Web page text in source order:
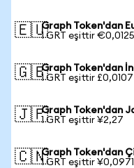
🇪🇺Graph Token'dan
1 GRT eşittir €0,0125
🇬🇧Graph Token'dan
1 GRT eşittir £0,0107
🇯🇵Graph Token'dan
1 GRT eşittir ¥2,27
🇨🇳Graph Token'dan
1 GRT eşittir ¥0,0971